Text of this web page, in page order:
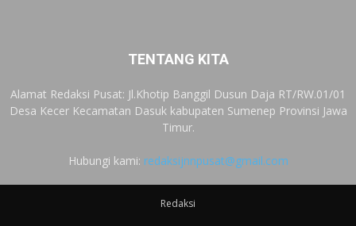
TENTANG KITA
Alamat Redaksi Pusat: Jl.Khotip Banggil Dusun Daja RT/RW.01/01
Desa Kecer Kecamatan Dasuk kabupaten Sumenep Provinsi Jawa
Timur.
Hubungi kami: redaksijnnpusat@gmail.com
Redaksi